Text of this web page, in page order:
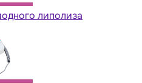
липолиза